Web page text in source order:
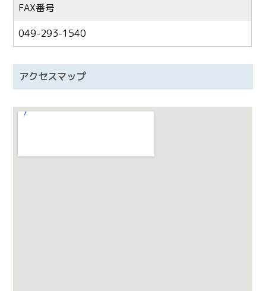
FAX番号
049-293-1540
アクセスマップ